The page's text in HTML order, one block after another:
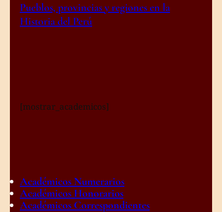
Pueblos, provincias y regiones en la
Historia del Perú
[mostrar_academicos]
Académicos Numerarios
Académicos Honorarios
Académicos Correspondientes